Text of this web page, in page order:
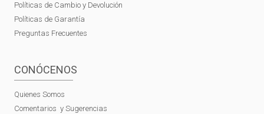
Políticas de Cambio y Devolución
Políticas de Garantía
Preguntas Frecuentes
CONÓCENOS
Quienes Somos
Comentarios y Sugerencias